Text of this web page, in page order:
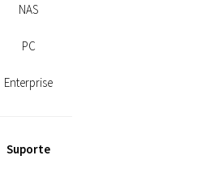
NAS
PC
Enterprise
Suporte